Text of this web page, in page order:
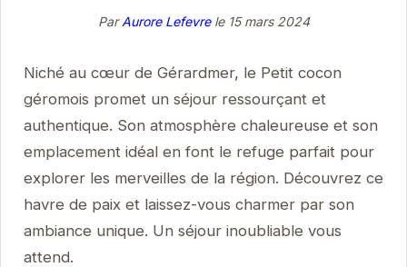
ParAurore Lefevrele 15 mars 2024
Niché au cœur de Gérardmer, le Petit cocon
géromois promet un séjour ressourçant et
authentique. Son atmosphère chaleureuse et son
emplacement idéal en font le refuge parfait pour
explorer les merveilles de la région. Découvrez ce
havre de paix et laissez-vous charmer par son
ambiance unique. Un séjour inoubliable vous
attend.